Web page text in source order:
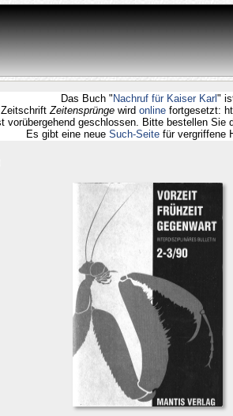
Das Buch "Nachruf für Kaiser
Die ZeitschriftZeitensprüngewirdonline
ist vorübergehend geschlossen. Bitte
Es gibt eine neueSuch-Seitefür